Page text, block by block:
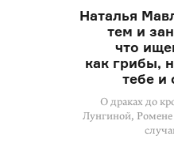
Наталья
тем и
что
как грибы,
тебе и
О драках до
Лунгиной,